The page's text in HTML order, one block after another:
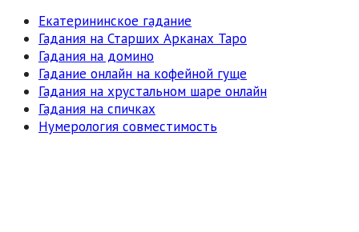
Екатерининское гадание
Гадания на Старших Арканах Таро
Гадания на домино
Гадание онлайн на кофейной гуще
Гадания на хрустальном шаре онлайн
Гадания на спичках
Нумерология совместимость